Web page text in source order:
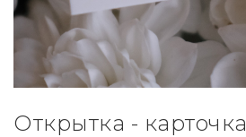
Открытка - карточка